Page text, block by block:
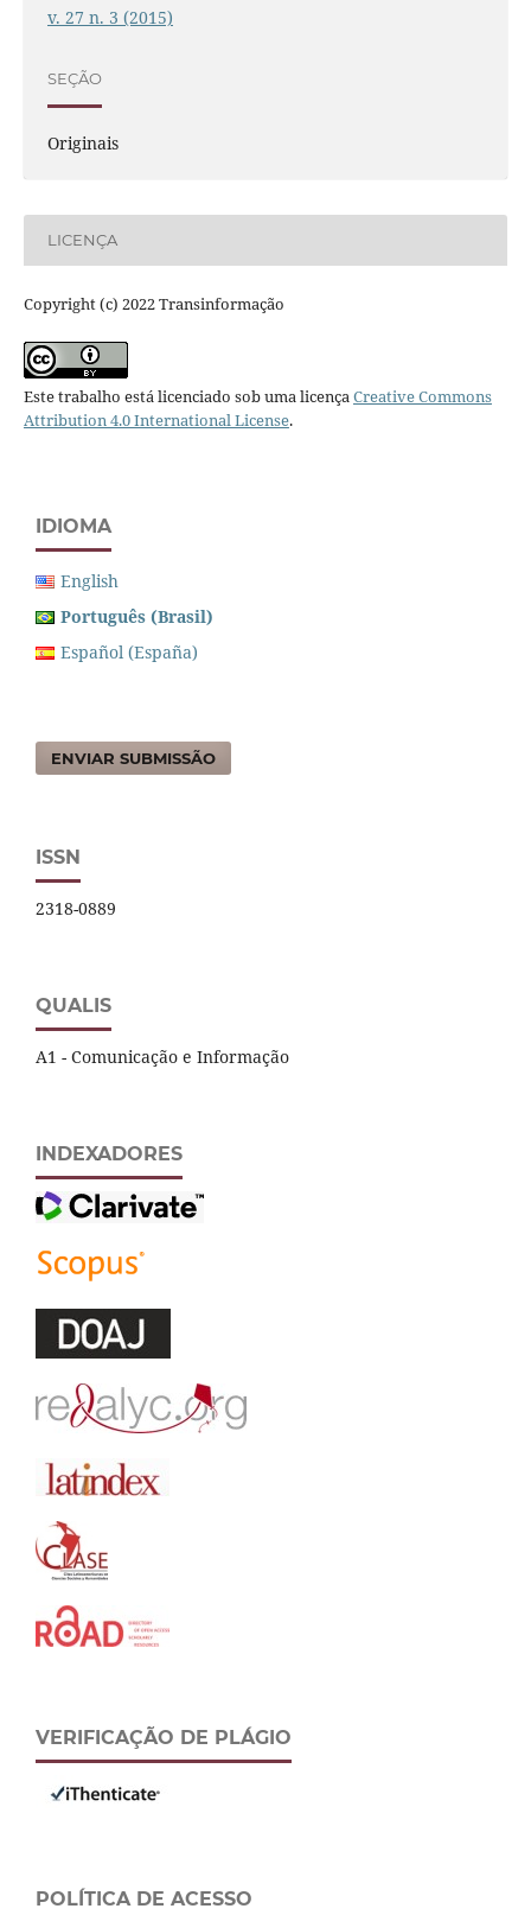
v. 27 n. 3 (2015)
SEÇÃO
Originais
LICENÇA
Copyright (c) 2022 Transinformação
Este trabalho está licenciado sob uma licençaCreative Commons
Attribution 4.0 International License.
IDIOMA
English
Português (Brasil)
Español (España)
ENVIAR SUBMISSÃO
ISSN
2318-0889
QUALIS
A1 - Comunicação e Informação
INDEXADORES
VERIFICAÇÃO DE PLÁGIO
POLÍTICA DE ACESSO